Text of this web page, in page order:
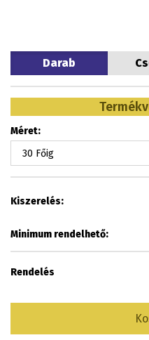
Darab
Méret:
Kiszerelés:
Minimum rendelhető:
Rendelés